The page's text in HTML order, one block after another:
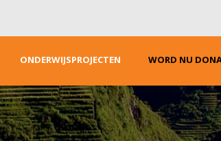
ONDERWIJSPROJECTEN WORD NU